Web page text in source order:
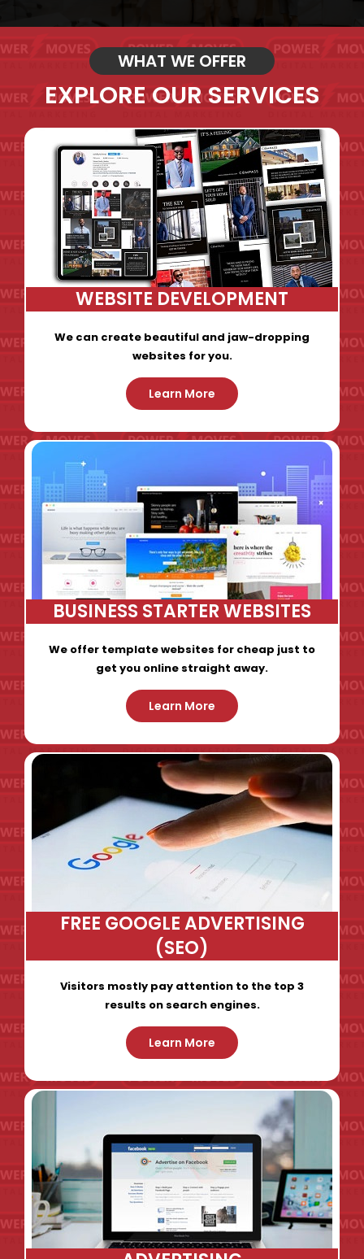
WHAT WE OFFER
EXPLORE OUR SERVICES
WEBSITE DEVELOPMENT
We can create beautiful and jaw-dropping
websites for you.
Learn More
BUSINESS STARTER WEBSITES
We offer template websites for cheap just to
get you online straight away.
Learn More
FREE GOOGLE ADVERTISING
(SEO)
Visitors mostly pay attention to the top 3
results on search engines.
Learn More